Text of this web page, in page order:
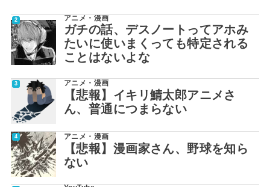
アニメ・漫画
ガチの話、デスノートってアホみ
たいに使いまくっても特定される
ことはないよな
アニメ・漫画
【悲報】イキリ鯖太郎アニメさ
ん、普通につまらない
アニメ・漫画
【悲報】漫画家さん、野球を知ら
ない